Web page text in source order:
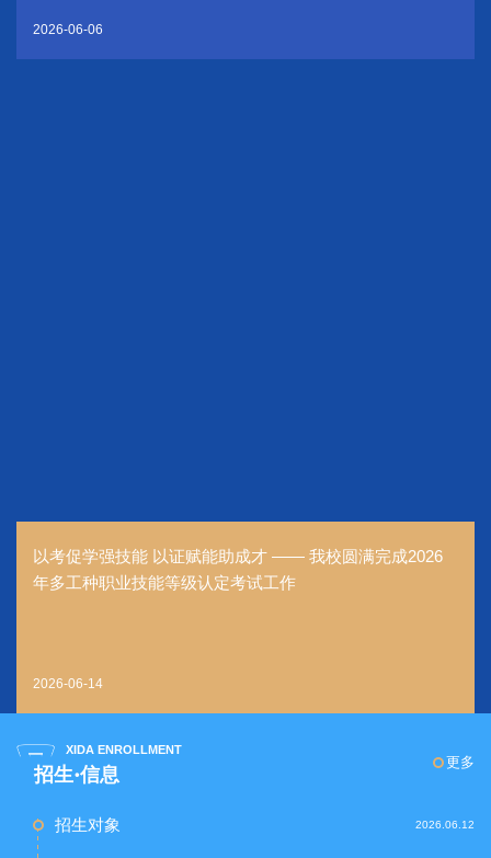
2026-06-06
以考促学强技能 以证赋能助成才 —— 我校圆满完成2026
年多工种职业技能等级认定考试工作
2026-06-14
XIDA ENROLLMENT
招生·信息
更多
招生对象 2026.06.12